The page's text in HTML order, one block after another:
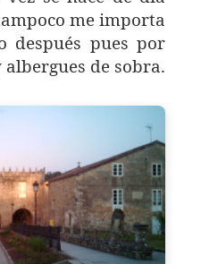
me importa
después pues por
de sobra.